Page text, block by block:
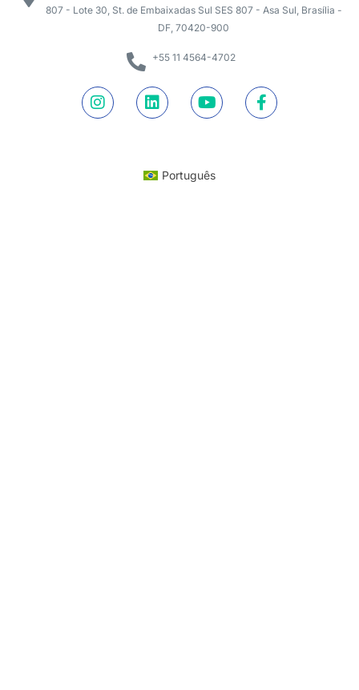
807 - Lote 30, St. de Embaixadas Sul SES 807 - Asa Sul, Brasília -
DF, 70420-900
+55 11 4564-4702
Português